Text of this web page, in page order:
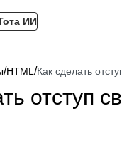
ИИ
/HTML /Как сделать
отступ